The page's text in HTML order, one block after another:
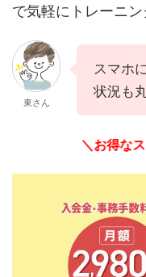
で気軽にトレーニ
東さん
スマホ
状況も
＼お得な